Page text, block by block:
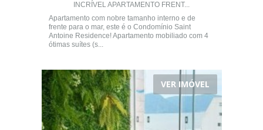
INCRÍVEL APARTAMENTO FRENT...
Apartamento com nobre tamanho interno e de
frente para o mar, este é o Condomínio Saint
Antoine Residence! Apartamento mobiliado com 4
ótimas suítes (s...
VER IMÓVEL